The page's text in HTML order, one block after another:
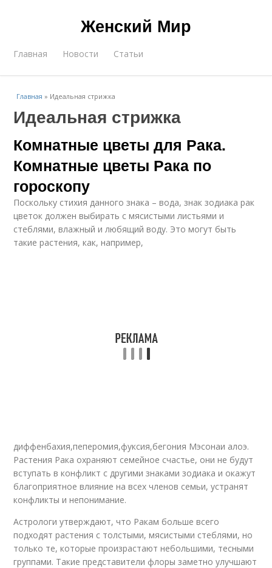
Женский Мир
Главная Новости Статьи
Главная » Идеальная стрижка
Идеальная стрижка
Комнатные цветы для Рака.
Комнатные цветы Рака по
гороскопу
Поскольку стихия данного знака – вода, знак зодиака рак
цветок должен выбирать с мясистыми листьями и
стеблями, влажный и любящий воду. Это могут быть
такие растения, как, например,
диффенбахия,пеперомия,фуксия,бегония Мэсонаи алоэ.
Растения Рака охраняют семейное счастье, они не будут
вступать в конфликт с другими знаками зодиака и окажут
благоприятное влияние на всех членов семьи, устранят
конфликты и непонимание.
Астрологи утверждают, что Ракам больше всего
подходят растения с толстыми, мясистыми стеблями, но
только те, которые произрастают небольшими, тесными
группами. Такие представители флоры заметно улучшают